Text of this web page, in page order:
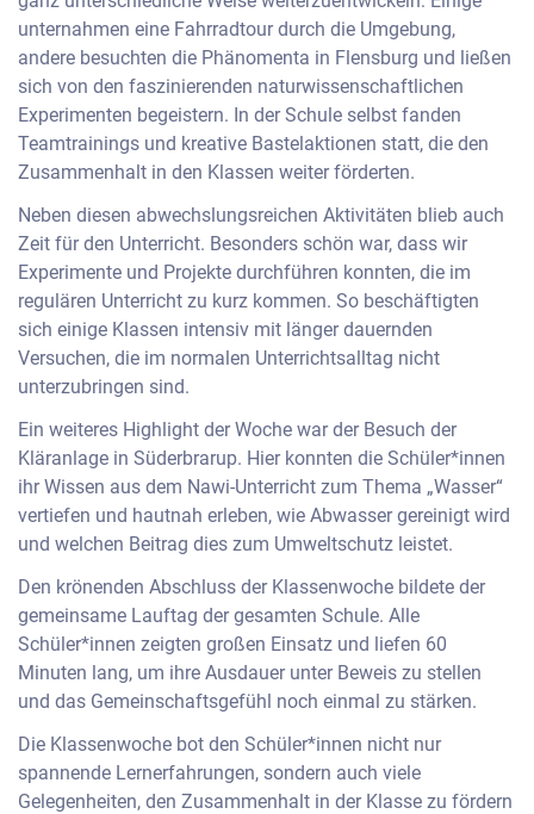
unternahmen eine Fahrradtour durch die Umgebung,
andere besuchten die Phänomenta in Flensburg und ließen
sich von den faszinierenden naturwissenschaftlichen
Experimenten begeistern. In der Schule selbst fanden
Teamtrainings und kreative Bastelaktionen statt, die den
Zusammenhalt in den Klassen weiter förderten.
Neben diesen abwechslungsreichen Aktivitäten blieb auch
Zeit für den Unterricht. Besonders schön war, dass wir
Experimente und Projekte durchführen konnten, die im
regulären Unterricht zu kurz kommen. So beschäftigten
sich einige Klassen intensiv mit länger dauernden
Versuchen, die im normalen Unterrichtsalltag nicht
unterzubringen sind.
Ein weiteres Highlight der Woche war der Besuch der
Kläranlage in Süderbrarup. Hier konnten die Schüler*innen
ihr Wissen aus dem Nawi-Unterricht zum Thema „Wasser“
vertiefen und hautnah erleben, wie Abwasser gereinigt wird
und welchen Beitrag dies zum Umweltschutz leistet.
Den krönenden Abschluss der Klassenwoche bildete der
gemeinsame Lauftag der gesamten Schule. Alle
Schüler*innen zeigten großen Einsatz und liefen 60
Minuten lang, um ihre Ausdauer unter Beweis zu stellen
und das Gemeinschaftsgefühl noch einmal zu stärken.
Die Klassenwoche bot den Schüler*innen nicht nur
spannende Lernerfahrungen, sondern auch viele
Gelegenheiten, den Zusammenhalt in der Klasse zu fördern